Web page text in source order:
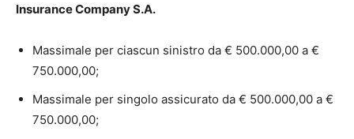
Insurance Company S.A.
Massimale per ciascun sinistro da € 500.000,00 a €
750.000,00;
Massimale per singolo assicurato da € 500.000,00 a €
750.000,00;